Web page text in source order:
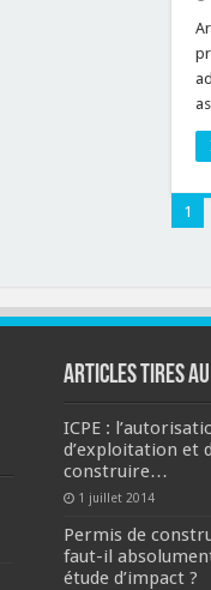
1
ARTICLES TIRES
ICPE :
d’exploitation et
construire…
1 juillet 2014
Permis de
faut-il
étude d’impact ?